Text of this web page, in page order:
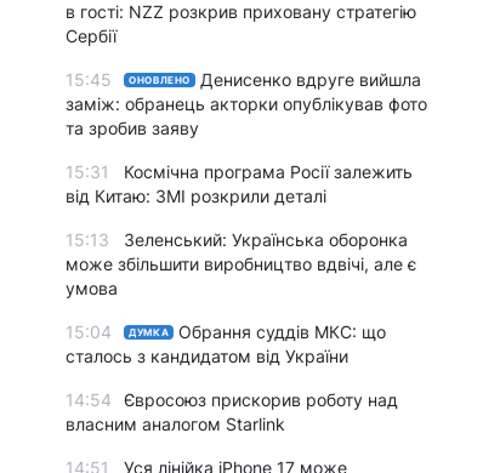
в гості: NZZ розкрив приховану стратегію
Сербії
15:45 ОНОВЛЕНО
Денисенко вдруге вийшла
заміж: обранець акторки опублікував фото
та зробив заяву
15:31
Космічна програма Росії залежить
від Китаю: ЗМІ розкрили деталі
15:13
Зеленський: Українська оборонка
може збільшити виробництво вдвічі, але є
умова
15:04 ДУМКА
Обрання суддів МКС: що
сталось з кандидатом від України
14:54
Євросоюз прискорив роботу над
власним аналогом Starlink
14:51 Уся лінійка iPhone 17 може